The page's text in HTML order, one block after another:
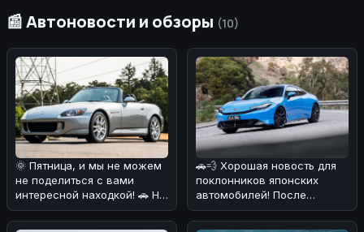
📰 Автоновости и обзоры (10)
🌞 Пятница, и мы не можем
не поделиться с вами
интересной находкой! 🚗 На
днях нам попалась
информац
🚗💨 Хорошая новость для
поклонников японских
автомобилей! После
недавнего землетрясения
производств